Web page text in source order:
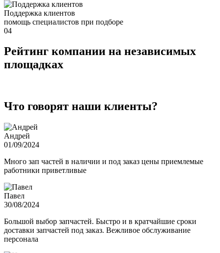
Поддержка клиентов
помощь специалистов при подборе
04
Рейтинг компании на независимых
площадках
Что говорят наши клиенты?
Андрей
01/09/2024
Много зап частей в наличии и под заказ цены приемлемые
работники приветливые
Павел
30/08/2024
Большой выбор запчастей. Быстро и в кратчайшие сроки
доставки запчастей под заказ. Вежливое обслуживание
персонала